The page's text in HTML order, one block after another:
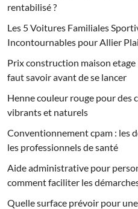
rentabilisé ?
Les 5 Voitures Familiales
Incontournables pour Allier
Prix construction maison etage
faut savoir avant de se lancer
Henne couleur rouge pour des
vibrants et naturels
Conventionnement cpam : les
les professionnels de santé
Aide administrative pour
comment faciliter les
Quelle surface prévoir pour